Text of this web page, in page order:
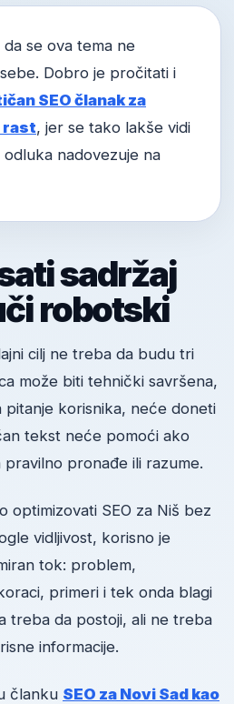
se ova tema ne
Dobro je pročitati i
SEO članak za
rast, jer se tako lakše vidi
odluka nadovezuje na
sadržaj
robotski
cilj ne treba da budu tri
može biti tehnički savršena,
pitanje korisnika, neće doneti
tekst neće pomoći ako
pronađe ili razume.
optimizovati SEO za Niš bez
vidljivost, korisno je
tok: problem,
primeri i tek onda blagi
treba da postoji, ali ne treba
informacije.
članku SEO za Novi Sad kao